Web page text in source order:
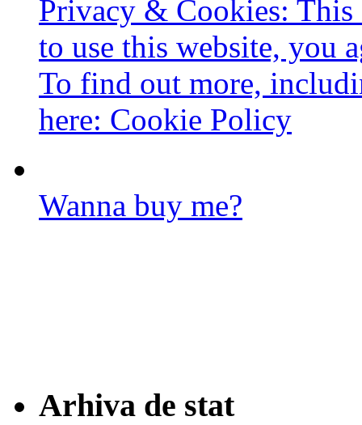
Privacy & Cookies:
to use this website, you
To find out more,
here: Cookie Policy
Wanna buy me?
Arhiva de stat